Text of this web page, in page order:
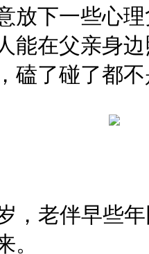
放下一些心
能在父亲身
磕了碰了都
老伴早些年
。